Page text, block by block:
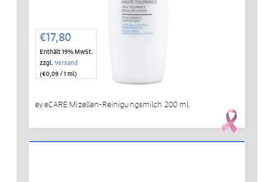
€17,80
Enthält 19% MwSt.
zzgl. Versand
(€0,09/ 1 ml)
eyeCARE Mizellen-Reinigungsmilch 200 ml